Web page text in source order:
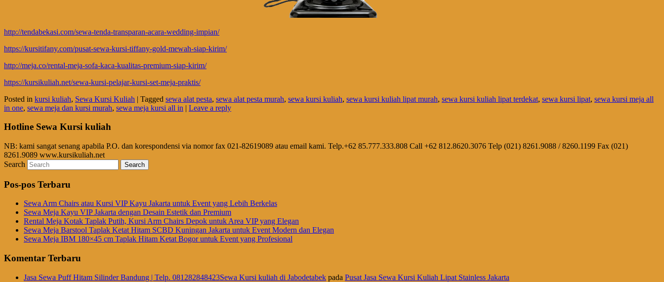
http://tendabekasi.com/sewa-tenda-transparan-acara-wedding-impian/
https://kursitifany.com/pusat-sewa-kursi-tiffany-gold-mewah-siap-kirim/
http://meja.co/rental-meja-sofa-kaca-kualitas-premium-siap-kirim/
https://kursikuliah.net/sewa-kursi-pelajar-kursi-set-meja-praktis/
Posted in kursi kuliah, Sewa Kursi Kuliah | Tagged sewa alat pesta, sewa alat pesta murah, sewa kursi kuliah, sewa kursi kuliah lipat murah, sewa kursi kuliah lipat terdekat, sewa kursi lipat, sewa kursi meja all
in one, sewa meja dan kursi murah, sewa meja kursi all in | Leave a reply
Hotline Sewa Kursi kuliah
NB: kami sangat senang apabila P.O. dan korespondensi via nomor fax 021-82619089 atau email kami. Telp.+62 85.777.333.808 Call +62 812.8620.3076 Telp (021) 8261.9088 / 8260.1199 Fax (021)
8261.9089 www.kursikuliah.net
Search
Pos-pos Terbaru
Sewa Arm Chairs atau Kursi VIP Kayu Jakarta untuk Event yang Lebih Berkelas
Sewa Meja Kayu VIP Jakarta dengan Desain Estetik dan Premium
Rental Meja Kotak Taplak Putih, Kursi Arm Chairs Depok untuk Area VIP yang Elegan
Sewa Meja Barstool Taplak Ketat Hitam SCBD Kuningan Jakarta untuk Event Modern dan Elegan
Sewa Meja IBM 180×45 cm Taplak Hitam Ketat Bogor untuk Event yang Profesional
Komentar Terbaru
Jasa Sewa Puff Hitam Silinder Bandung | Telp. 081282848423Sewa Kursi kuliah di Jabodetabek pada Pusat Jasa Sewa Kursi Kuliah Lipat Stainless Jakarta